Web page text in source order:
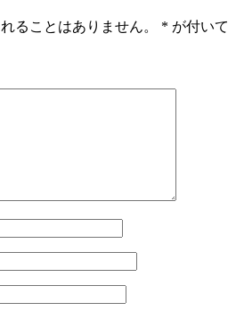
ることはありません。 * が付いて